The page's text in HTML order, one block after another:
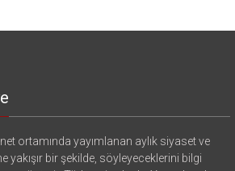
ortamında yayımlanan aylık siyaset ve
yakışır bir şekilde, söyleyeceklerini bilgi